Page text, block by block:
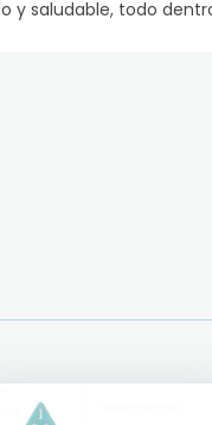
saludable, todo